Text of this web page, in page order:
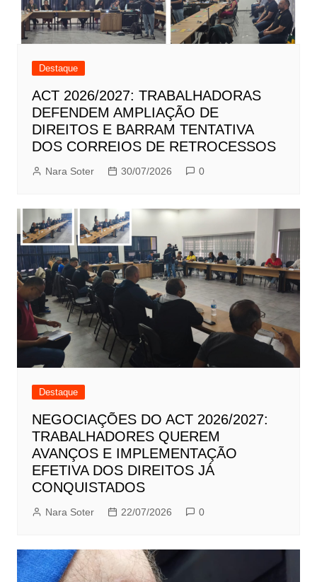
Destaque
ACT 2026/2027: TRABALHADORAS
DEFENDEM AMPLIAÇÃO DE
DIREITOS E BARRAM TENTATIVA
DOS CORREIOS DE RETROCESSOS
Nara Soter 30/07/2026 0
Destaque
NEGOCIAÇÕES DO ACT 2026/2027:
TRABALHADORES QUEREM
AVANÇOS E IMPLEMENTAÇÃO
EFETIVA DOS DIREITOS JÁ
CONQUISTADOS
Nara Soter 22/07/2026 0